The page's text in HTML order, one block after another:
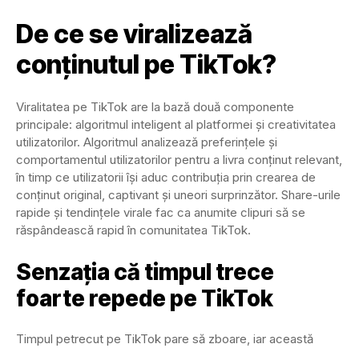
De ce se viralizează
conținutul pe TikTok?
Viralitatea pe TikTok are la bază două componente
principale: algoritmul inteligent al platformei și creativitatea
utilizatorilor. Algoritmul analizează preferințele și
comportamentul utilizatorilor pentru a livra conținut relevant,
în timp ce utilizatorii își aduc contribuția prin crearea de
conținut original, captivant și uneori surprinzător. Share-urile
rapide și tendințele virale fac ca anumite clipuri să se
răspândească rapid în comunitatea TikTok.
Senzația că timpul trece
foarte repede pe TikTok
Timpul petrecut pe TikTok pare să zboare, iar această